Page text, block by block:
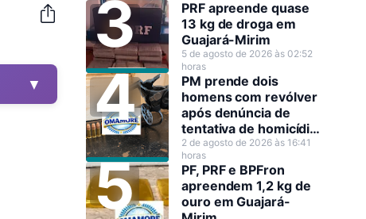
▼
PRF apreende quase
13 kg de droga em
Guajará-Mirim
5 de agosto de 2026 às 02:52
horas
PM prende dois
homens com revólver
após denúncia de
tentativa de homicídio
em Guajará-Mirim
2 de agosto de 2026 às 16:41
horas
PF, PRF e BPFron
apreendem 1,2 kg de
ouro em Guajará-